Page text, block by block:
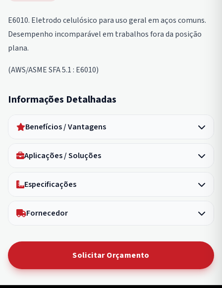
E6010. Eletrodo celulósico para uso geral em aços comuns.
Desempenho incomparável em trabalhos fora da posição
plana.
(AWS/ASME SFA 5.1 : E6010)
Informações Detalhadas
Benefícios / Vantagens
Aplicações / Soluções
Especificações
Fornecedor
Solicitar Orçamento